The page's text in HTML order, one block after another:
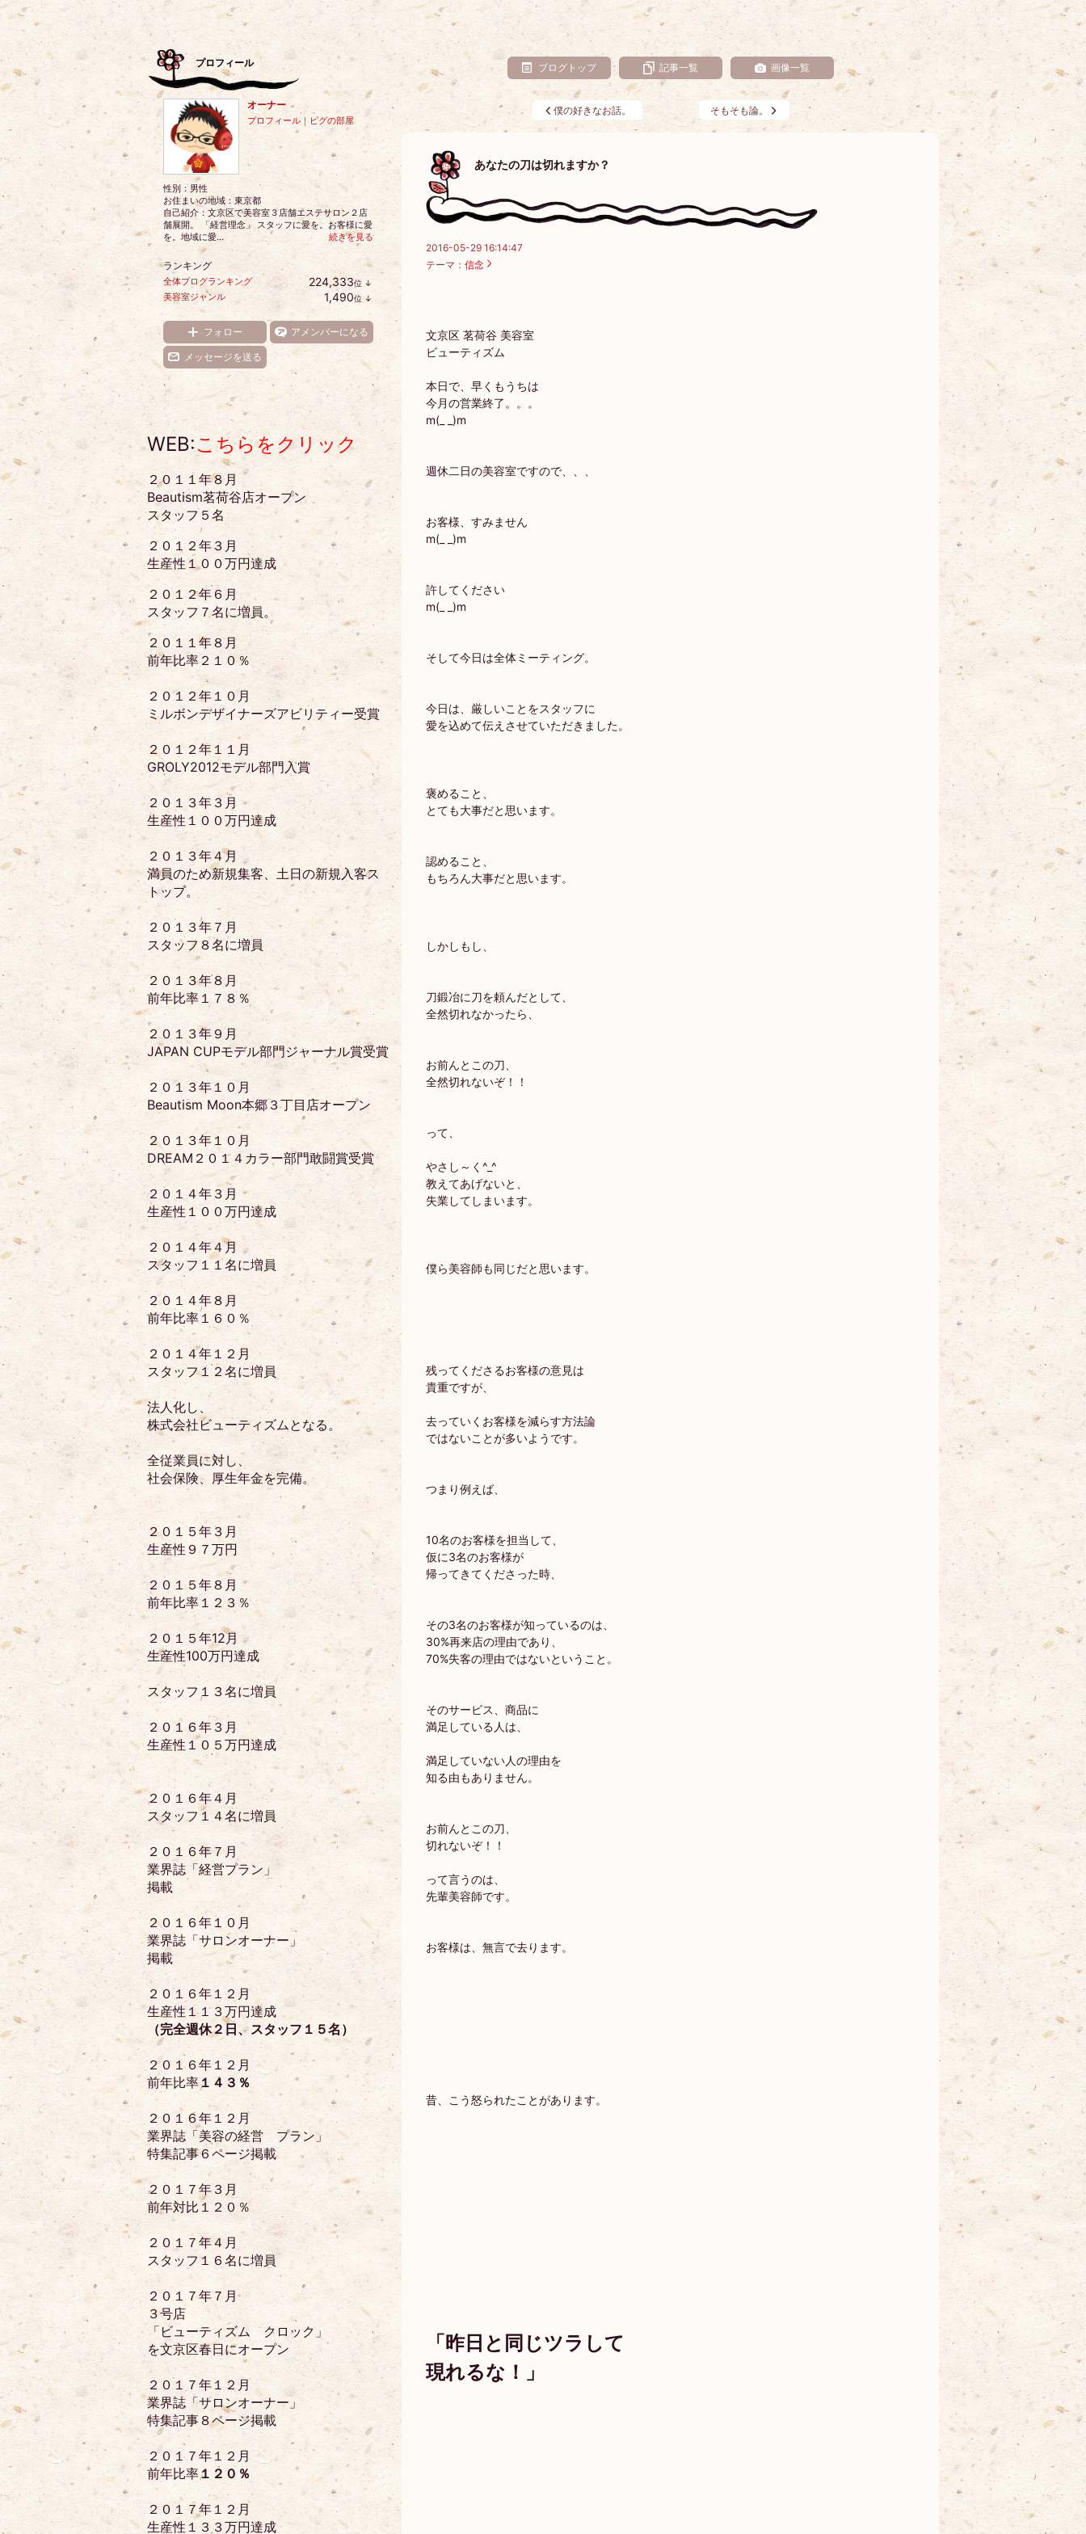
ブログトップ 記事一覧 画像一覧
僕の好きなお話。 そもそも論。
あなたの刀は切れますか？
2016-05-29 16:14:47
テーマ： 信念
文京区 茗荷谷 美容室
ビューティズム
本日で、早くもうちは
今月の営業終了。。。
m(_ _)m
週休二日の美容室ですので、、、
お客様、すみません
m(_ _)m
許してください
m(_ _)m
そして今日は全体ミーティング。
今日は、厳しいことをスタッフに
愛を込めて伝えさせていただきました。
褒めること、
とても大事だと思います。
認めること、
もちろん大事だと思います。
しかしもし、
刀鍛冶に刀を頼んだとして、
全然切れなかったら、
お前んとこの刀、
全然切れないぞ！！
って、
やさし～く^_^
教えてあげないと、
失業してしまいます。
僕ら美容師も同じだと思います。
残ってくださるお客様の意見は
貴重ですが、
去っていくお客様を減らす方法論
ではないことが多いようです。
つまり例えば、
10名のお客様を担当して、
仮に3名のお客様が
帰ってきてくださった時、
その3名のお客様が知っているのは、
30%再来店の理由であり、
70%失客の理由ではないということ。
そのサービス、商品に
満足している人は、
満足していない人の理由を
知る由もありません。
お前んとこの刀、
切れないぞ！！
って言うのは、
先輩美容師です。
お客様は、無言で去ります。
昔、こう怒られたことがあります。
「昨日と同じツラして
現れるな！」
プロフィール
オーナー
プロフィール ｜ ピグの部屋
性別： 男性
お住まいの地域： 東京都
自己紹介：文京区で美容室３店舗エステサロン２店
舗展開。 「経営理念」 スタッフに愛を。お客様に愛
を。地域に愛...
続きを見る
ランキング
全体ブログランキング 224,333位 ↓
ン
ン
美容室ジャンル 1,490位 ↓
ラ
ン
降
フォロー アメンバーになる
メッセージを送る
WEB:こちらをクリック
２０１１年８月
Beautism茗荷谷店オープン
スタッフ５名
２０１２年３月
生産性１００万円達成
２０１２年６月
スタッフ７名に増員。
２０１１年８月
前年比率２１０％
２０１２年１０月
ミルボンデザイナーズアビリティー受賞
２０１２年１１月
GROLY2012モデル部門入賞
２０１３年３月
生産性１００万円達成
２０１３年４月
満員のため新規集客、土日の新規入客ス
トップ。
２０１３年７月
スタッフ８名に増員
２０１３年８月
前年比率１７８％
２０１３年９月
JAPAN CUPモデル部門ジャーナル賞受賞
２０１３年１０月
Beautism Moon本郷３丁目店オープン
２０１３年１０月
DREAM２０１４カラー部門敢闘賞受賞
２０１４年３月
生産性１００万円達成
２０１４年４月
スタッフ１１名に増員
２０１４年８月
前年比率１６０％
２０１４年１２月
スタッフ１２名に増員
法人化し、
株式会社ビューティズムとなる。
全従業員に対し、
社会保険、厚生年金を完備。
２０１５年３月
生産性９７万円
２０１５年８月
前年比率１２３％
２０１５年12月
生産性100万円達成
スタッフ１３名に増員
２０１６年３月
生産性１０５万円達成
２０１６年４月
スタッフ１４名に増員
２０１６年７月
業界誌「経営プラン」
掲載
２０１６年１０月
業界誌「サロンオーナー」
掲載
２０１６年１２月
生産性１１３万円達成
（完全週休２日、スタッフ１５名）
２０１６年１２月
前年比率１４３％
２０１６年１２月
業界誌「美容の経営 プラン」
特集記事６ページ掲載
２０１７年３月
前年対比１２０％
２０１７年４月
スタッフ１６名に増員
２０１７年７月
３号店
「ビューティズム クロック」
を文京区春日にオープン
２０１７年１２月
業界誌「サロンオーナー」
特集記事８ページ掲載
２０１７年１２月
前年比率１２０％
２０１７年１２月
生産性１３３万円達成